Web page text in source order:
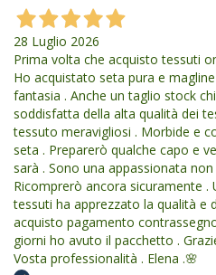
28 Luglio 2026
Prima volta che acquisto tessuti
Ho acquistato seta pura e
fantasia . Anche un taglio stock
soddisfatta della alta qualità dei
tessuto meravigliosi . Morbide e
seta . Preparerò qualche capo e
sarà . Sono una appassionata
Ricomprerò ancora sicuramente
tessuti ha apprezzato la qualità e
acquisto pagamento
giorni ho avuto il pacchetto .
Vosta professionalità . Elena .🌸